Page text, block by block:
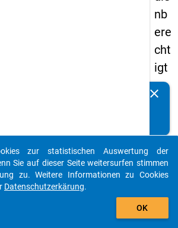
nb
ere
cht
igt
en
s
20
15
clear
auto_stories
add_shopping_cart
zur statistischen Auswertung der
Sie auf dieser Seite weitersurfen stimmen
zu. Weitere Informationen zu Cookies
Datenschutzerkärung.
OK